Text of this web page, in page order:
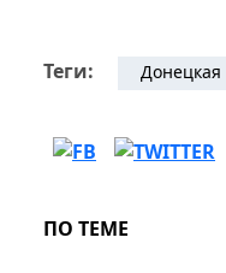
Теги: Донецкая
ПО ТЕМЕ